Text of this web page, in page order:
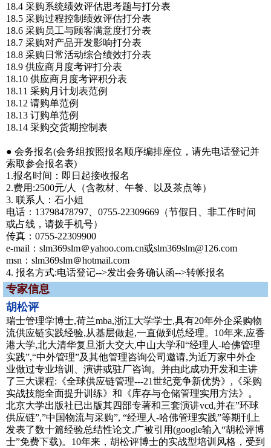
18.4 采购系统绩效评估思考题与打分表
18.5 采购过程控制绩效评估打分表
18.6 采购员工与顾客满意度打分表
18.7 采购对产品开发影响打分表
18.8 采购日常活动综合绩效打分表
18.9 供应商月度考评打分表
18.10 供应商月度考评积分表
18.11 采购月计划表范例
18.12 请购单范例
18.13 订购单范例
18.14 采购交货期控制表
● 会务报名(会务组按照报名顺序编排座位，请先电话登记并
索取参会报名表)
1.报名时间：即日起接收报名
2.费用:2500元/人（含教材、午餐、以及茶点等）
3. 联系人：石小姐
电话：13798478797、0755-22309669（节假日、非工作时间
或占线，请拨手机号）
传真：0755-22309900
e-mail：slm369slm＠yahoo.com.cn或slm369slm@126.com
msn：slm369slm＠hotmail.com
4. 报名方式:电话登记-->发出会务确认函-->转帐报名
专家信息
胡松评
瑞士管理学博士,荷兰mba,浙江大学学士,具有20年外企采购物
流供应链实践经验,从基层做起,一直做到总经理。10年来,应香
港大学,北大清华复旦浙大交大,中山大学和“经理人-哈佛管理
实践”,“中外管理”及其他管理咨询公司邀请,为近万家中外企
业做过专业培训、演讲或驻厂咨询。并由此成功开发和主讲
了三大课程:《全球供应链管理---21世纪竞争新优势》,《采购
实战技能全面提升训练》和《库存与仓储管理实用方法》。
北京大学出版社已出版其四部专著和三套演讲vcd,并在”环球
供应链”,”中国物流与采购”, “经理人-哈佛管理实践”等期刊上
发表了数十篇经验总结性论文,广被引用(google输入“胡松评博
士”免费下载)。10年来，胡松评博士的实战型培训风格，受到